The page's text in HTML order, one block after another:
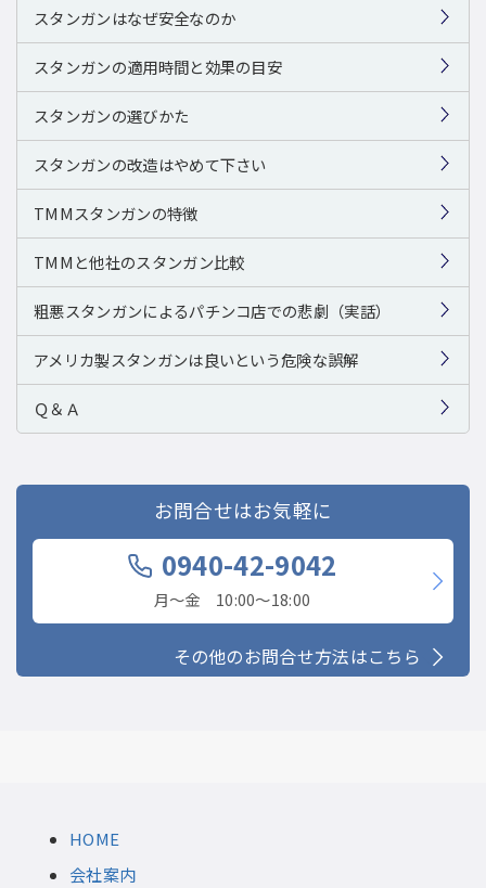
スタンガンはなぜ安全なのか
スタンガンの適用時間と効果の目安
スタンガンの選びかた
スタンガンの改造はやめて下さい
TMMスタンガンの特徴
TMMと他社のスタンガン比較
粗悪スタンガンによるパチンコ店での悲劇（実話）
アメリカ製スタンガンは良いという危険な誤解
Ｑ＆Ａ
お問合せはお気軽に
0940-42-9042
月〜金 10:00〜18:00
その他のお問合せ方法はこちら
HOME
会社案内